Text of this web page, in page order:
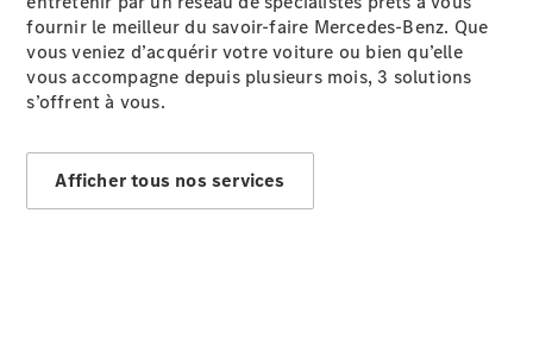
Rechercher
un
fournir le meilleur du savoir-faire Mercedes-Benz. Que
vous veniez d’acquérir votre voiture ou bien qu’elle
vous accompagne depuis plusieurs mois, 3 solutions
s’offrent à vous.
Afficher tous nos services